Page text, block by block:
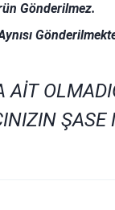
Gönderilmez.
AİT
ŞASE